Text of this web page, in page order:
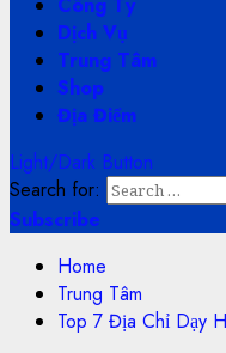
Dịch Vụ
Trung Tâm
Shop
Địa Điểm
Light/Dark Button
Search for:
Subscribe
Home
Trung Tâm
Top 7 Địa Chỉ Dạy